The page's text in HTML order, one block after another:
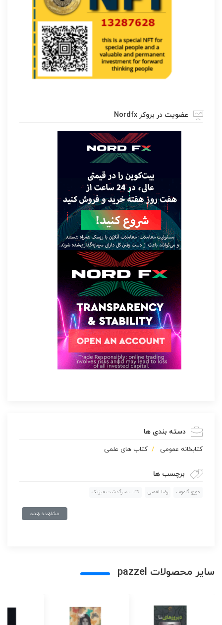
عضویت در بروکر Nordfx
دسته بندی ها
كتابخانه عمومی کتاب های علمی
برچسب ها
جورج گاموف رضا اقصی کتاب سرگذشت فیزیک
مشاهده همه
سایر محصولات pazzel